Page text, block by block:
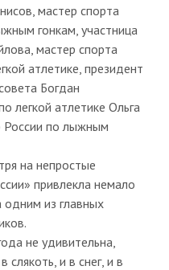
мастер спорта
гонкам, участница
мастер спорта
атлетике, президент
Богдан
легкой атлетике Ольга
России по лыжным
на непростые
привлекла немало
из главных
не удивительна,
и в снег, и в